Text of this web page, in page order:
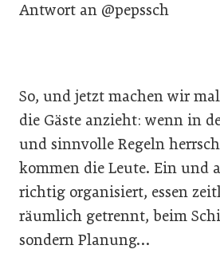
Antwort an @pepssch
So, und jetzt machen wir
die Gäste anzieht: wenn in
und sinnvolle Regeln
kommen die Leute. Ein und
richtig organisiert, essen
räumlich getrennt, beim
sondern Planung…